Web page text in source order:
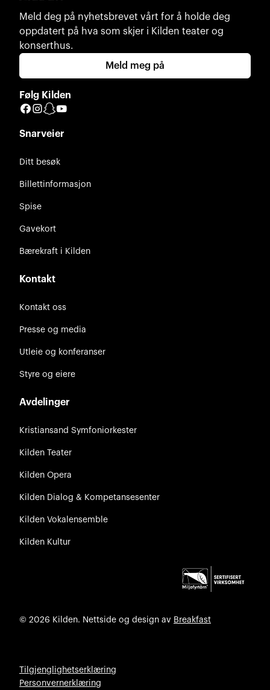
Meld deg på nyhetsbrevet vårt for å holde deg
oppdatert på hva som skjer i Kilden teater og
konserthus.
Meld meg på
Følg Kilden
Facebook
Instagram
Snapchat
Snarveier
Ditt besøk
Billettinformasjon
Spise
Gavekort
Bærekraft i Kilden
Kontakt
Kontakt oss
Presse og media
Utleie og konferanser
Styre og eiere
Avdelinger
Kristiansand Symfoniorkester
Kilden Teater
Kilden Opera
Kilden Dialog & Kompetansesenter
Kilden Vokalensemble
Kilden Kultur
© 2026 Kilden. Nettside og design av Breakfast
Tilgjenglighetserklæring
Personvernerklæring